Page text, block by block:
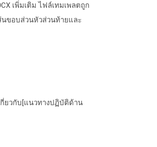
เพิ่มเติม ไฟล์เทมเพลตถูก
นขอบส่วนหัวส่วนท้ายและ
กี่ยวกับ[แนวทางปฏิบัติด้าน